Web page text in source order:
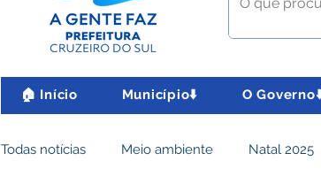
🏠 Início Município⬇️ O
Todas notícias Meio ambiente Natal 2025